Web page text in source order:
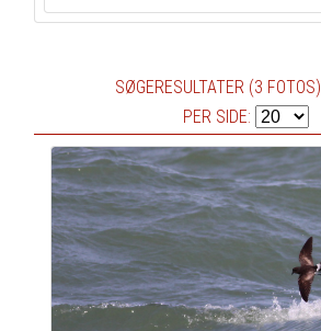
SØGERESULTATER (3 FOTOS)
PER SIDE: